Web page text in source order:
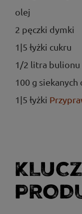
olej
2 pęczki dymki
1|5 łyżki cukru
1/2 litra bulionu
100 g siekanych
1|5 łyżki